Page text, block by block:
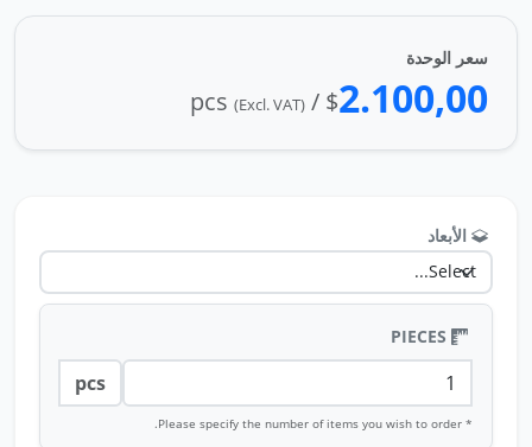
سعر الوحدة
2.100,00
$ / pcs
(Excl. VAT)
الأبعاد
pcs
* Please specify the number of items you wish to order.